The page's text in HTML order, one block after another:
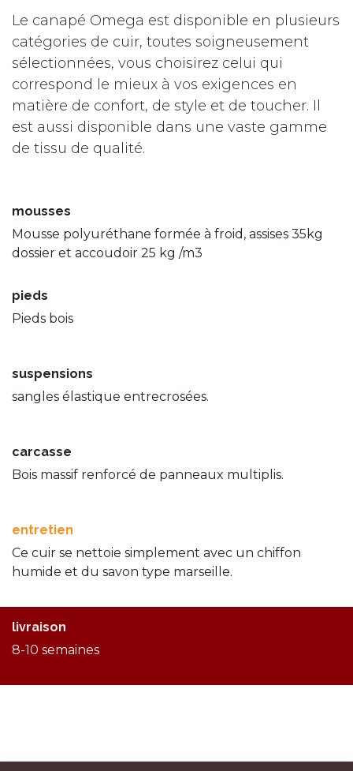
Le canapé Omega est disponible en plusieurs
catégories de cuir, toutes soigneusement
sélectionnées, vous choisirez celui qui
correspond le mieux à vos exigences en
matière de confort, de style et de toucher. Il
est aussi disponible dans une vaste gamme
de tissu de qualité.
mousses
Mousse polyuréthane formée à froid, assises 35kg
dossier et accoudoir 25 kg /m3
pieds
Pieds bois
suspensions
sangles élastique entrecrosées.
carcasse
Bois massif renforcé de panneaux multiplis.
entretien
Ce cuir se nettoie simplement avec un chiffon
humide et du savon type marseille.
livraison
8-10 semaines